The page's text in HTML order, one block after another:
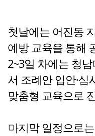
첫날에는 어진동
예방 교육을 통해
2~3일 차에는 청
서 조례안 입안·심
맞춤형 교육으로
마지막 일정으로